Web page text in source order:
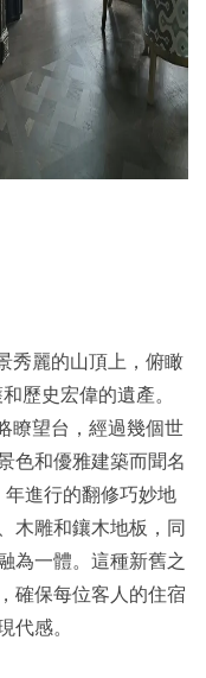
秀麗的山頂上，俯瞰
歷史宏偉的遺產。
瞭望台，經過幾個世
色和優雅建築而聞名
進行的翻修巧妙地
木雕和鑲木地板，同
為一體。這種新舊之
確保每位客人的住宿
代感。